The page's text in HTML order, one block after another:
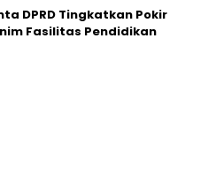
DPRD Tingkatkan Pokir
Fasilitas Pendidikan